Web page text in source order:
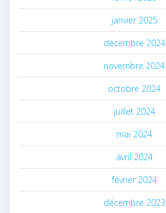
janvier 2025
décembre 2024
novembre 2024
octobre 2024
juillet 2024
mai 2024
avril 2024
février 2024
décembre 2023